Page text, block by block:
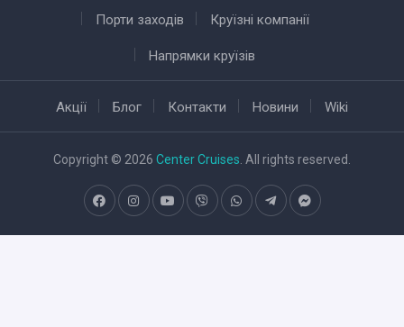
Порти заходів Круїзні компанії
Напрямки круїзів
Акції Блог Контакти Новини Wiki
Copyright © 2026 Center Cruises . All rights reserved.